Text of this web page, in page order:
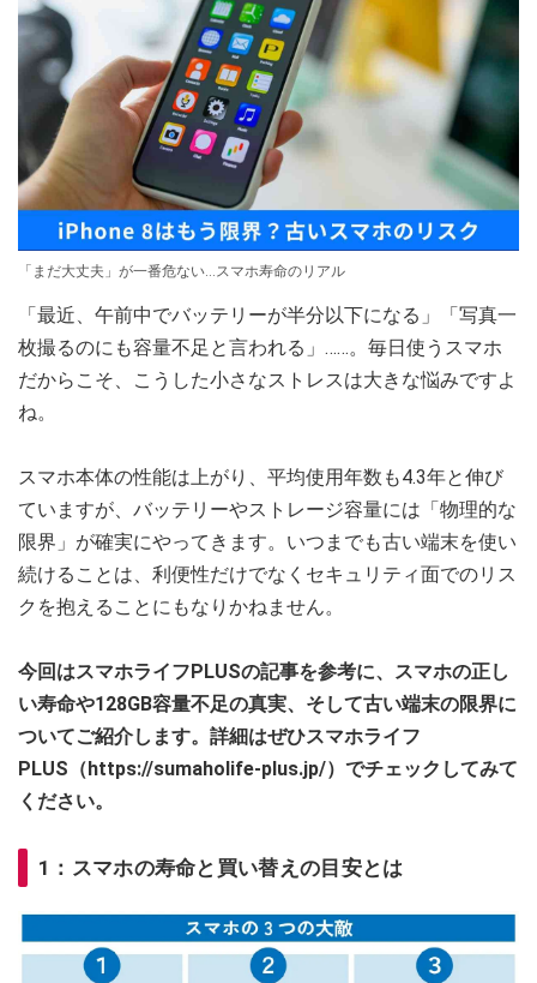
「まだ大丈夫」が一番危ない…スマホ寿命のリアル
「最近、午前中でバッテリーが半分以下になる」「写真一
枚撮るのにも容量不足と言われる」……。毎日使うスマホ
だからこそ、こうした小さなストレスは大きな悩みですよ
ね。
スマホ本体の性能は上がり、平均使用年数も4.3年と伸び
ていますが、バッテリーやストレージ容量には「物理的な
限界」が確実にやってきます。いつまでも古い端末を使い
続けることは、利便性だけでなくセキュリティ面でのリス
クを抱えることにもなりかねません。
今回はスマホライフPLUSの記事を参考に、スマホの正し
い寿命や128GB容量不足の真実、そして古い端末の限界に
ついてご紹介します。詳細はぜひスマホライフ
PLUS（https://sumaholife-plus.jp/）でチェックしてみて
ください。
1：スマホの寿命と買い替えの目安とは